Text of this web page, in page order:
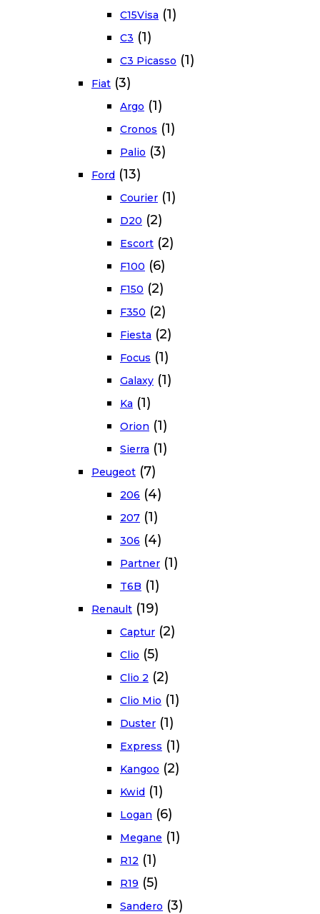
C15Visa (1)
C3 (1)
C3 Picasso (1)
Fiat (3)
Argo (1)
Cronos (1)
Palio (3)
Ford (13)
Courier (1)
D20 (2)
Escort (2)
F100 (6)
F150 (2)
F350 (2)
Fiesta (2)
Focus (1)
Galaxy (1)
Ka (1)
Orion (1)
Sierra (1)
Peugeot (7)
206 (4)
207 (1)
306 (4)
Partner (1)
T6B (1)
Renault (19)
Captur (2)
Clio (5)
Clio 2 (2)
Clio Mio (1)
Duster (1)
Express (1)
Kangoo (2)
Kwid (1)
Logan (6)
Megane (1)
R12 (1)
R19 (5)
Sandero (3)